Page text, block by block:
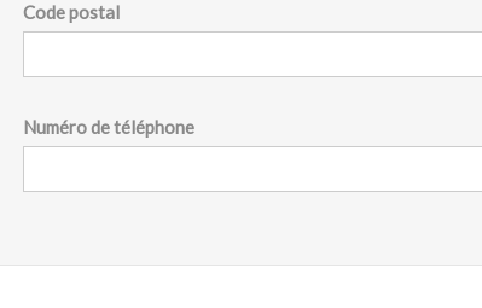
Code postal
Numéro de téléphone